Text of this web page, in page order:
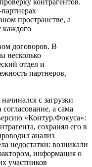
пространстве, а
каждого
договоров. В
несколько
отдел и
партнеров,
с загрузки
а сама
«Контур.Фокуса»:
сохранял его в
анализ
недостатки: возникали
информация о
участников